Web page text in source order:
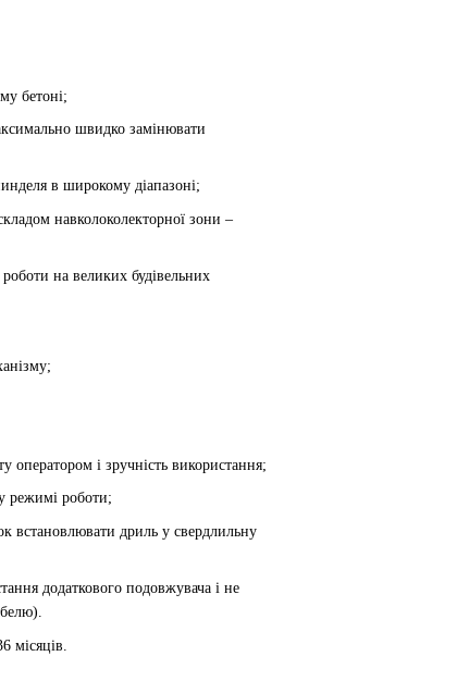
бетоні;
швидко замінювати
в широкому діапазоні;
навколоколекторної зони –
роботи на великих будівельних
оператором і зручність використання;
режимі роботи;
встановлювати дриль у свердлильну
додаткового подовжувача і не
місяців.